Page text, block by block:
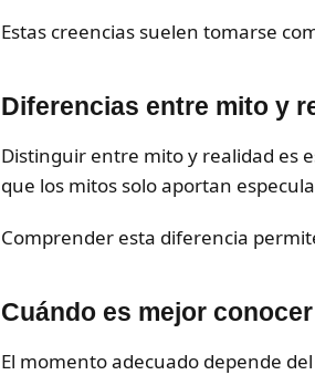
Estas creencias suelen tomarse
Diferencias entre mito y
Distinguir entre mito y realidad es
que los mitos solo aportan
Comprender esta diferencia
Cuándo es mejor
El momento adecuado depende